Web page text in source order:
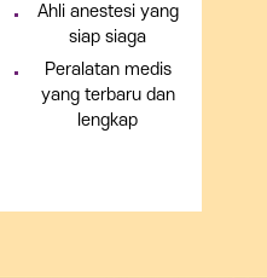
Ahli anestesi yang
siap siaga
Peralatan medis
yang terbaru dan
lengkap